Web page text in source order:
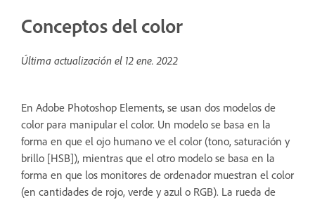
Conceptos del color
Última actualización el 12 ene. 2022
En Adobe Photoshop Elements, se usan dos modelos de
color para manipular el color. Un modelo se basa en la
forma en que el ojo humano ve el color (tono, saturación y
brillo [HSB]), mientras que el otro modelo se basa en la
forma en que los monitores de ordenador muestran el color
(en cantidades de rojo, verde y azul o RGB). La rueda de